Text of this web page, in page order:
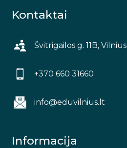
Kontaktai
Švitrigailos g. 11B, Vilnius
+370 660 31660
info@eduvilnius.lt
Informacija